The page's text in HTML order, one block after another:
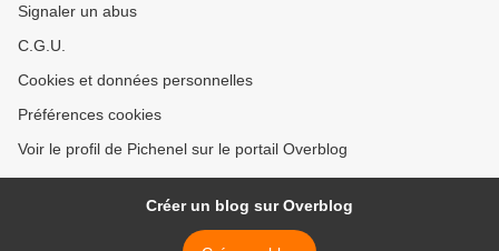
Signaler un abus
C.G.U.
Cookies et données personnelles
Préférences cookies
Voir le profil de Pichenel sur le portail Overblog
Créer un blog sur Overblog